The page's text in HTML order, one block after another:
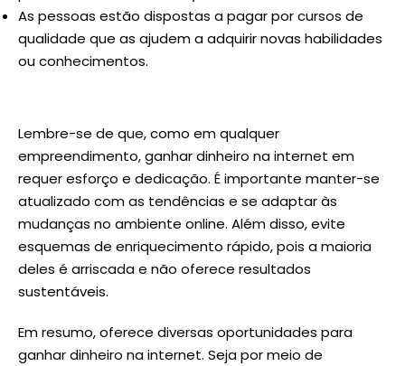
As pessoas estão dispostas a pagar por cursos de
qualidade que as ajudem a adquirir novas habilidades
ou conhecimentos.
Lembre-se de que, como em qualquer
empreendimento, ganhar dinheiro na internet em
requer esforço e dedicação. É importante manter-se
atualizado com as tendências e se adaptar às
mudanças no ambiente online. Além disso, evite
esquemas de enriquecimento rápido, pois a maioria
deles é arriscada e não oferece resultados
sustentáveis.
Em resumo, oferece diversas oportunidades para
ganhar dinheiro na internet. Seja por meio de